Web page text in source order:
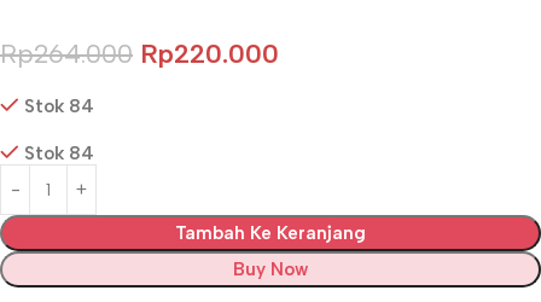
Rp264.000 Rp220.000
Stok 84
Stok 84
Tambah Ke Keranjang
Buy Now